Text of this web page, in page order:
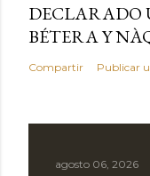
DECLARADO
BÉTERA Y
Compartir Publicar
agosto 06, 2026